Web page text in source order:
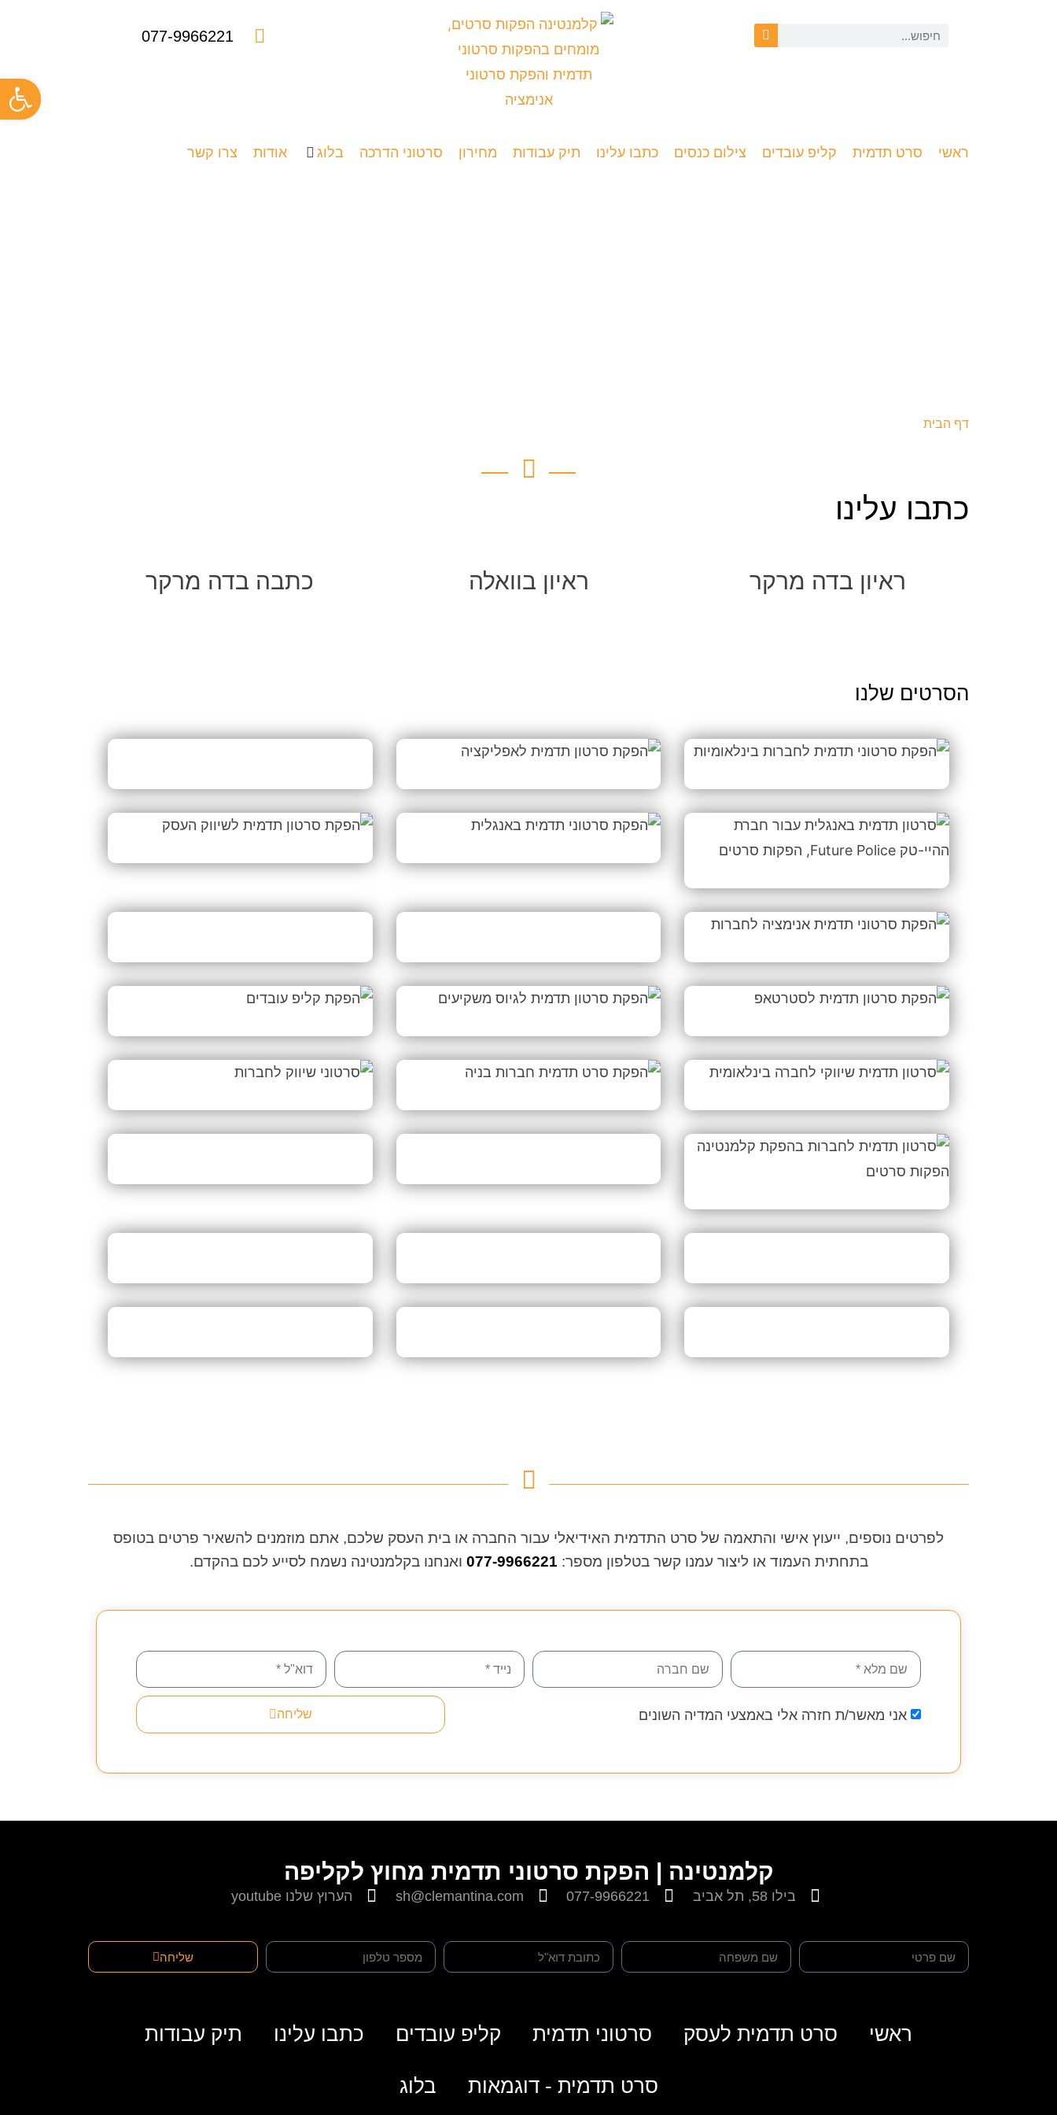
077-9966221
ראשי סרט תדמית קליפ עובדים צילום כנסים כתבו עלינו תיק עבודות מחירון סרטוני הדרכה בלוג אודות צרו קשר
דף הבית
כתבו עלינו
ראיון בדה מרקר ראיון בוואלה כתבה בדה מרקר
הסרטים שלנו
לפרטים נוספים, ייעוץ אישי והתאמה של סרט התדמית האידיאלי עבור החברה או בית העסק שלכם, אתם מוזמנים להשאיר פרטים בטופס
בתחתית העמוד או ליצור עמנו קשר בטלפון מספר: 077-9966221 ואנחנו בקלמנטינה נשמח לסייע לכם בהקדם.
אני מאשר/ת חזרה אלי באמצעי המדיה השונים שליחה
קלמנטינה | הפקת סרטוני תדמית מחוץ לקליפה
בילו 58, תל אביב 077-9966221
sh@clemantina.com הערוץ שלנו youtube
שליחה
ראשי סרט תדמית לעסק סרטוני תדמית קליפ עובדים כתבו עלינו תיק עבודות
סרט תדמית - דוגמאות בלוג